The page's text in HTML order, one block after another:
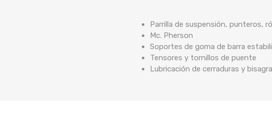
Parrilla de suspensión, punteros,
Mc. Pherson
Soportes de goma de barra
Tensores y tornillos de puente
Lubricación de cerraduras y